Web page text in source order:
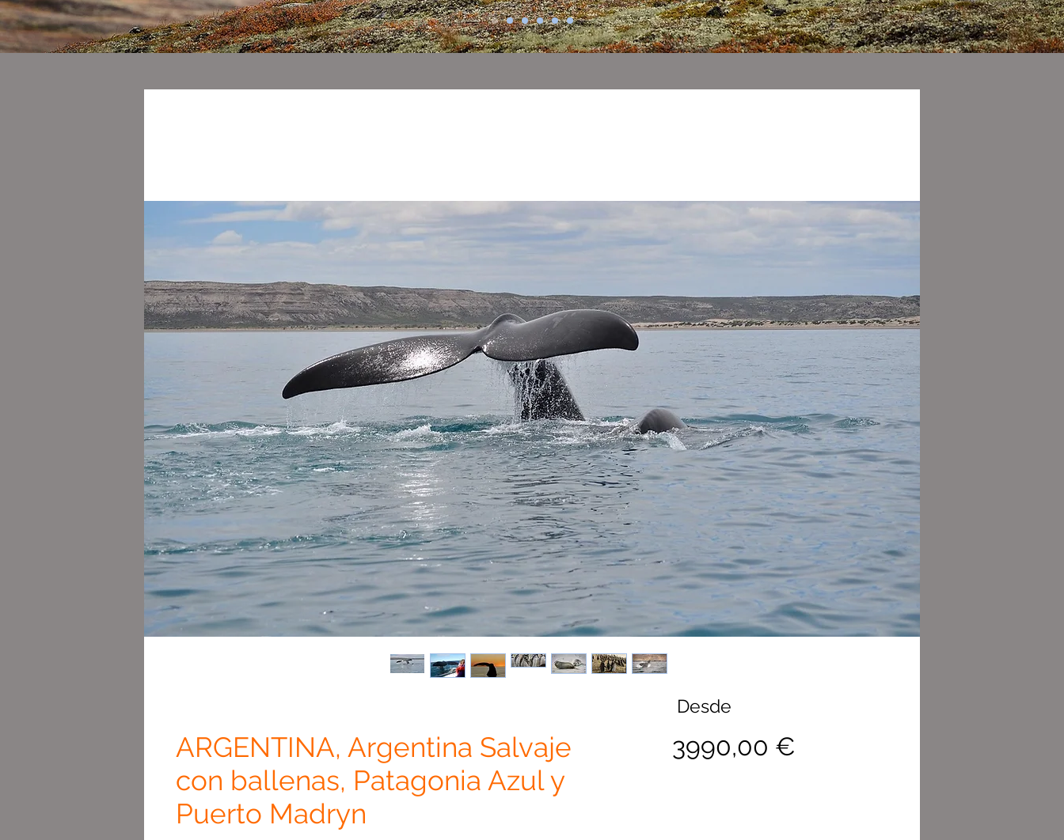
ARGENTINA, Argentina Salvaje
con ballenas, Patagonia Azul y
Puerto Madryn
3990,00 €
Desde